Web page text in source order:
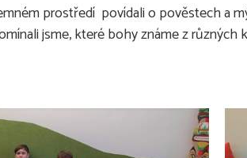
prostředí povídali o pověstech a
jsme, které bohy známe z